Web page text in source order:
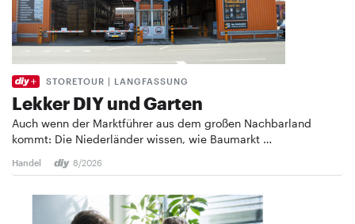
STORETOUR | LANGFASSUNG
Lekker DIY und Garten
Auch wenn der Marktführer aus dem großen Nachbarland
kommt: Die Niederländer wissen, wie Baumarkt …
Handel 8/2026